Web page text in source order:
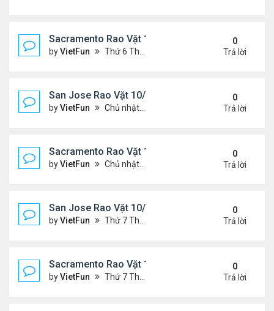
Sacramento Rao Vặt 11/5/21 - 11/12/21
byVietFun Thứ 6 Tháng 11 05, 2021 11:30 am
0
Trả lời
San Jose Rao Vặt 10/29/21 - 11/5/21
byVietFun Chủ nhật Tháng 10 31, 2021 12:19 pm
0
Trả lời
Sacramento Rao Vặt 10/29/21 - 11/5/21
byVietFun Chủ nhật Tháng 10 31, 2021 11:59 am
0
Trả lời
San Jose Rao Vặt 10/22/21 - 10/29/21
byVietFun Thứ 7 Tháng 10 23, 2021 8:17 am
0
Trả lời
Sacramento Rao Vặt 10/22/21 - 10/29/21
byVietFun Thứ 7 Tháng 10 23, 2021 8:10 am
0
Trả lời